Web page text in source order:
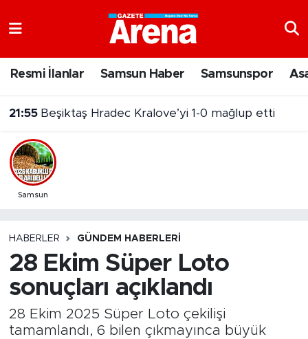
Resmi İlanlar Samsun Haber Samsunspor
21:55 Beşiktaş Hradec Kralove’yi 1-0 mağlup etti
Samsun
HABERLER GÜNDEM HABERLERI
28 Ekim Süper Loto
sonuçları açıklandı
28 Ekim 2025 Süper Loto çekilişi
tamamlandı, 6 bilen çıkmayınca büyük
Samsun Namaz Vakitleri
Trafik Durumu
Süper Lig Puan Durumu ve Fikstür
Son Dakika Haberleri
Haber Arşivi